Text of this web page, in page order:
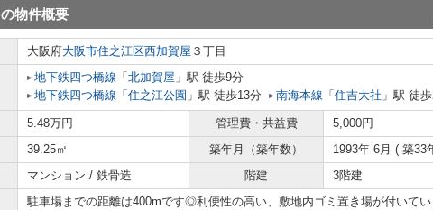
の物件概要
大阪府大阪市住之江区西加賀屋 ３丁目
地下鉄四つ橋線 「 北加賀屋 」駅 徒歩9分
地下鉄四つ橋線 「 住之江公園 」駅 徒歩13分 南海本線 「 住吉大社 」駅 徒
5.48万円 管理費・共益費
5,000円
39.25㎡ 築年月（築年数）
1993年 6月 ( 築33
マンション / 鉄骨造 階建 3階建
駐車場までの距離は400mです◎利便性の高い、敷地内ゴミ置き場が付いて